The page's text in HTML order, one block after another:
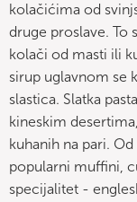
kolačićima od
druge proslave. To
kolači od masti ili
sirup uglavnom se
slastica. Slatka
kineskim
kuhanih na pari.
popularni muffini,
specijalitet -